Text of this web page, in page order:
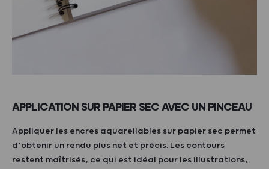
APPLICATION SUR PAPIER SEC AVEC UN PINCEAU
Appliquer les encres aquarellables sur papier sec permet
d’obtenir un rendu plus net et précis. Les contours
restent maîtrisés, ce qui est idéal pour les illustrations,